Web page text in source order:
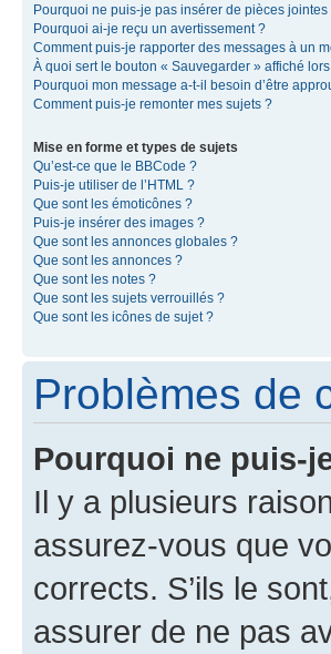
Pourquoi ne puis-je pas insérer de pièces jointes
Pourquoi ai-je reçu un avertissement ?
Comment puis-je rapporter des messages à un
À quoi sert le bouton « Sauvegarder » affiché
Pourquoi mon message a-t-il besoin d’être
Comment puis-je remonter mes sujets ?
Mise en forme et types de sujets
Qu’est-ce que le BBCode ?
Puis-je utiliser de l’HTML ?
Que sont les émoticônes ?
Puis-je insérer des images ?
Que sont les annonces globales ?
Que sont les annonces ?
Que sont les notes ?
Que sont les sujets verrouillés ?
Que sont les icônes de sujet ?
Problèmes de
Pourquoi ne puis-
Il y a plusieurs
assurez-vous que
corrects. S’ils le
assurer de ne pas